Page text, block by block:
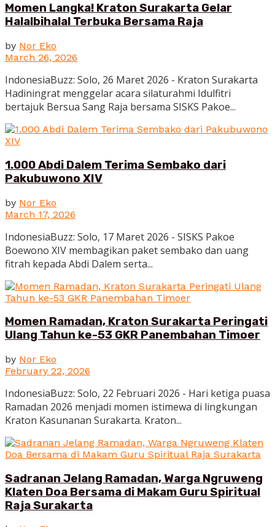
Momen Langka! Kraton Surakarta Gelar
Halalbihalal Terbuka Bersama Raja
by Nor Eko
March 26, 2026
IndonesiaBuzz: Solo, 26 Maret 2026 - Kraton Surakarta
Hadiningrat menggelar acara silaturahmi Idulfitri
bertajuk Bersua Sang Raja bersama SISKS Pakoe...
1.000 Abdi Dalem Terima Sembako dari
Pakubuwono XIV
by Nor Eko
March 17, 2026
IndonesiaBuzz: Solo, 17 Maret 2026 - SISKS Pakoe
Boewono XIV membagikan paket sembako dan uang
fitrah kepada Abdi Dalem serta...
Momen Ramadan, Kraton Surakarta Peringati
Ulang Tahun ke-53 GKR Panembahan Timoer
by Nor Eko
February 22, 2026
IndonesiaBuzz: Solo, 22 Februari 2026 - Hari ketiga puasa
Ramadan 2026 menjadi momen istimewa di lingkungan
Kraton Kasunanan Surakarta. Kraton...
Sadranan Jelang Ramadan, Warga Ngruweng
Klaten Doa Bersama di Makam Guru Spiritual
Raja Surakarta